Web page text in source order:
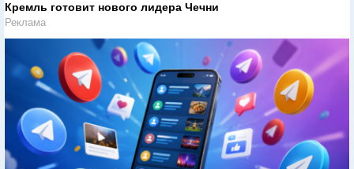
Кремль готовит нового лидера Чечни
Реклама